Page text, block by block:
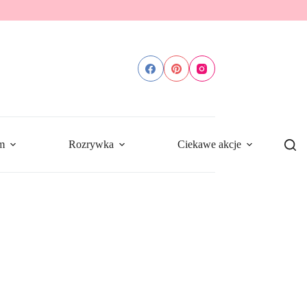
Rozrywka Ciekawe akcje